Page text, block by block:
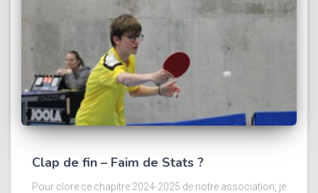
Clap de fin – Faim de Stats ?
Pour clore ce chapitre 2024-2025 de notre association, je